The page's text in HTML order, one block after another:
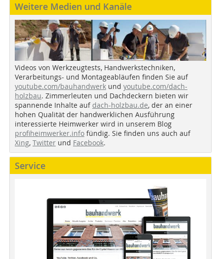
Weitere Medien und Kanäle
Videos von Werkzeugtests, Handwerkstechniken,
Verarbeitungs- und Montageabläufen finden Sie auf
youtube.com/bauhandwerk und youtube.com/dach-
holzbau. Zimmerleuten und Dachdeckern bieten wir
spannende Inhalte auf dach-holzbau.de, der an einer
hohen Qualität der handwerklichen Ausführung
interessierte Heimwerker wird in unserem Blog
profiheimwerker.info fündig. Sie finden uns auch auf
Xing, Twitter und Facebook.
Service